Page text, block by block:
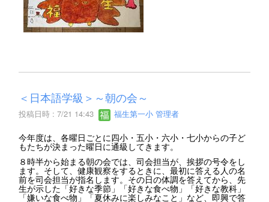
＜日本語学級＞～朝の会～
投稿日時 : 7/21 14:43 福生第一小 管理者
今年度は、各曜日ごとに四小・五小・六小・七小からの子ど
もたちが決まった曜日に通級してきます。
８時半から始まる朝の会では、司会担当が、挨拶の号令をし
ます。そして、健康観察をするときに、最初に答える人の名
前を司会担当が指名します。その日の体調を答えてから、先
生が示した「好きな季節」「好きな食べ物」「好きな教科」
「嫌いな食べ物」「夏休みに楽しみなこと」など、即興で答